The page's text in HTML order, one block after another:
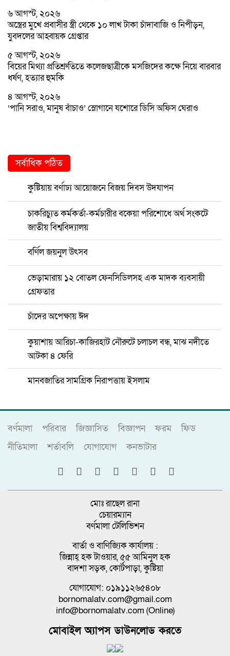
৬ আগস্ট, ২০২৬
অস্ত্রের মুখে প্রবাসীর স্ত্রী থেকে ১০ লাখ টাকা চাঁদাবাজি ও নিপীড়ন,
যুবদলের আহ্বায়ক গ্রেপ্তার
৫ আগস্ট, ২০২৬
বিয়ের মিথ্যা প্রতিশ্রুতিতে কলেজছাত্রীকে মসজিদের কক্ষে নিয়ে বারবার
ধর্ষণ, হত্যার হুমকি
৪ আগস্ট, ২০২৬
‘পানি সরাও, মানুষ বাঁচাও’ স্লোগানে যশোরে ডিসি অফিস ঘেরাও
সর্বাধিক পঠিত
কুষ্টিয়ায় বর্ণাঢ্য আয়োজনে বিজয় দিবস উদযাপন
চাকরিচ্যুত কর্মকর্তা-কর্মচারীর বকেয়া পরিশোধে অর্থ সংকটে
জাতীয় বিশ্ববিদ্যালয়
বর্ণিল জয়নুল উৎসব
ভেড়ামারায় ১২ বোতল ফেনসিডিলসহ এক মাদক ব্যবসায়ী
গ্রেফতার
চাঁদের অপেক্ষায় ঈদ
কুয়াশায় আরিচা-কাজিরহাট নৌরুটে চলাচল বন্ধ, মাঝ নদীতে
আটকা ৪ ফেরি
মানবজাতির সামগ্রিক নিরাপত্তায় ইসলাম
বর্ণমালা পরিবার জিজ্ঞাসিত বিজ্ঞাপন ফরম
ফিড
নীতিমালা
শর্তাবলি যোগাযোগ কনভাটার
মোঃ রাছেল রানা
চেয়ারম্যান
বর্ণমালা টেলিভিশন
বার্তা ও বাণিজ্যিক কার্যালয় :
জিন্নাহ্ হক টাওয়ার, ৫৫ আমিনুল হক
বাদশা সড়ক, কোর্টপাড়া, কুষ্টিয়া
যোগাযোগ: ০১৯১১২৬৫৪০৮
bornomalatv.com@gmail.com
info@bornomalatv.com (Online)
মোবাইল অ্যাপস ডাউনলোড করতে